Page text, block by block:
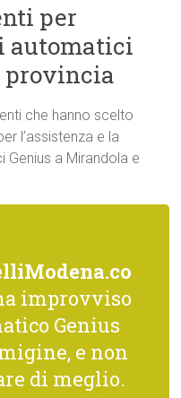
per
automatici
provincia
che hanno scelto
l’assistenza e la
Genius a Mirandola e
improvviso
Genius
e non
di meglio.